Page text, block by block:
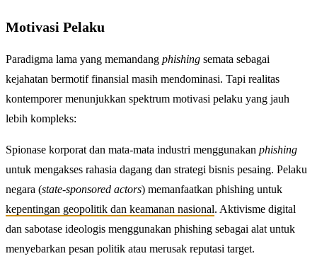
Motivasi Pelaku
Paradigma lama yang memandang phishing semata sebagai
kejahatan bermotif finansial masih mendominasi. Tapi realitas
kontemporer menunjukkan spektrum motivasi pelaku yang jauh
lebih kompleks:
Spionase korporat dan mata-mata industri menggunakan phishing
untuk mengakses rahasia dagang dan strategi bisnis pesaing. Pelaku
negara (state-sponsored actors) memanfaatkan phishing untuk
kepentingan geopolitik dan keamanan nasional. Aktivisme digital
dan sabotase ideologis menggunakan phishing sebagai alat untuk
menyebarkan pesan politik atau merusak reputasi target.